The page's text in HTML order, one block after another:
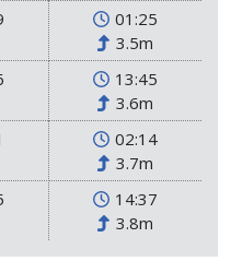
01:25
3.5m
13:45
3.6m
02:14
3.7m
14:37
3.8m